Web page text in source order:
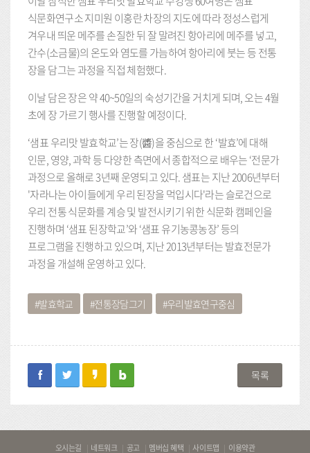
식문화연구소 지미원 이홍란 차장의 지도에 따라 정성스럽게
겨우내 띄운 메주를 손질한 뒤 잘 말려진 항아리에 메주를 넣고,
간수(소금물)의 온도와 염도를 가늠하여 항아리에 붓는 등 전통
장을 담그는 과정을 직접 체험했다.
이날 담은 장은 약 40~50일의 숙성기간을 거치게 되며, 오는 4월
초에 장 가르기 행사를 진행할 예정이다.
‘샘표 우리맛 발효학교’는 장(醬)을 중심으로 한 ‘발효’에 대해
인문, 영양, 과학 등 다양한 측면에서 종합적으로 배우는 ‘전문가
과정으로 올해로 3년째 운영되고 있다. 샘표는 지난 2006년부터
'자라나는 아이들에게 우리 된장을 먹입시다'라는 슬로건으로
우리 전통 식문화를 계승 및 발전시키기 위한 식문화 캠페인을
진행하며 ‘샘표 된장학교’와 ‘샘표 유기농콩농장’ 등의
프로그램을 진행하고 있으며, 지난 2013년부터는 발효전문가
과정을 개설해 운영하고 있다.
발효학교 전통장담그기 우리발효연구중심
facebooktwitterkakaostory
blog 목록
오시는길 네트워크 공고 멤버십 혜택 사이트맵 이용약관